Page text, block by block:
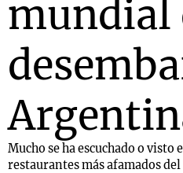
mundial
Mucho se ha escuchado o visto
restaurantes más afamados